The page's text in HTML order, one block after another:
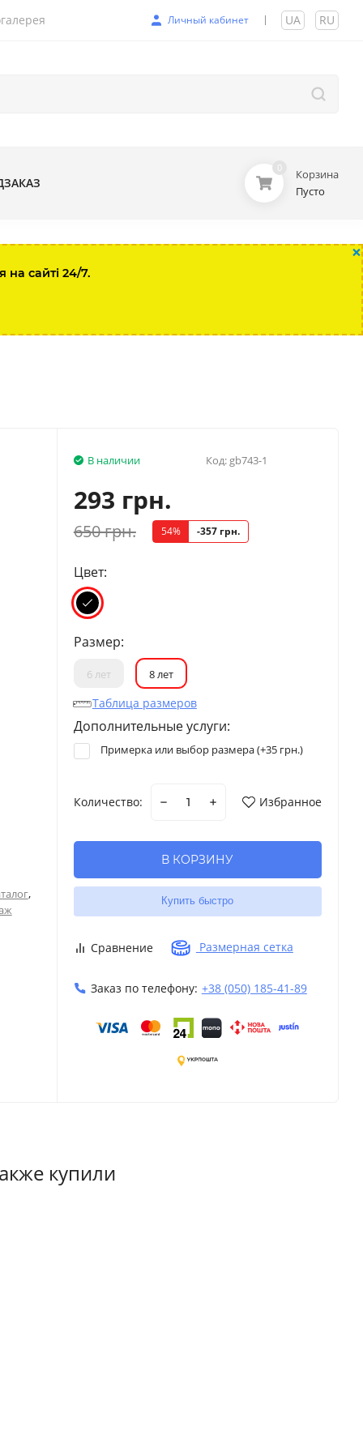
Личный кабинет UA RU
0
Корзина
Пусто
×
сайті 24/7.
,
В наличии Код: gb743-1
293 грн.
650 грн. 54% -357 грн.
Цвет:
Размер:
6 лет 8 лет
Таблица размеров
Дополнительные услуги:
Примерка или выбор размера (+35 грн.)
Количество: Избранное
В КОРЗИНУ
Купить быстро
Сравнение Размерная сетка
Заказ по телефону: +38 (050) 185-41-89
купили